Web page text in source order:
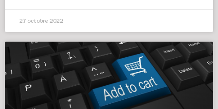
27 octobre 2022